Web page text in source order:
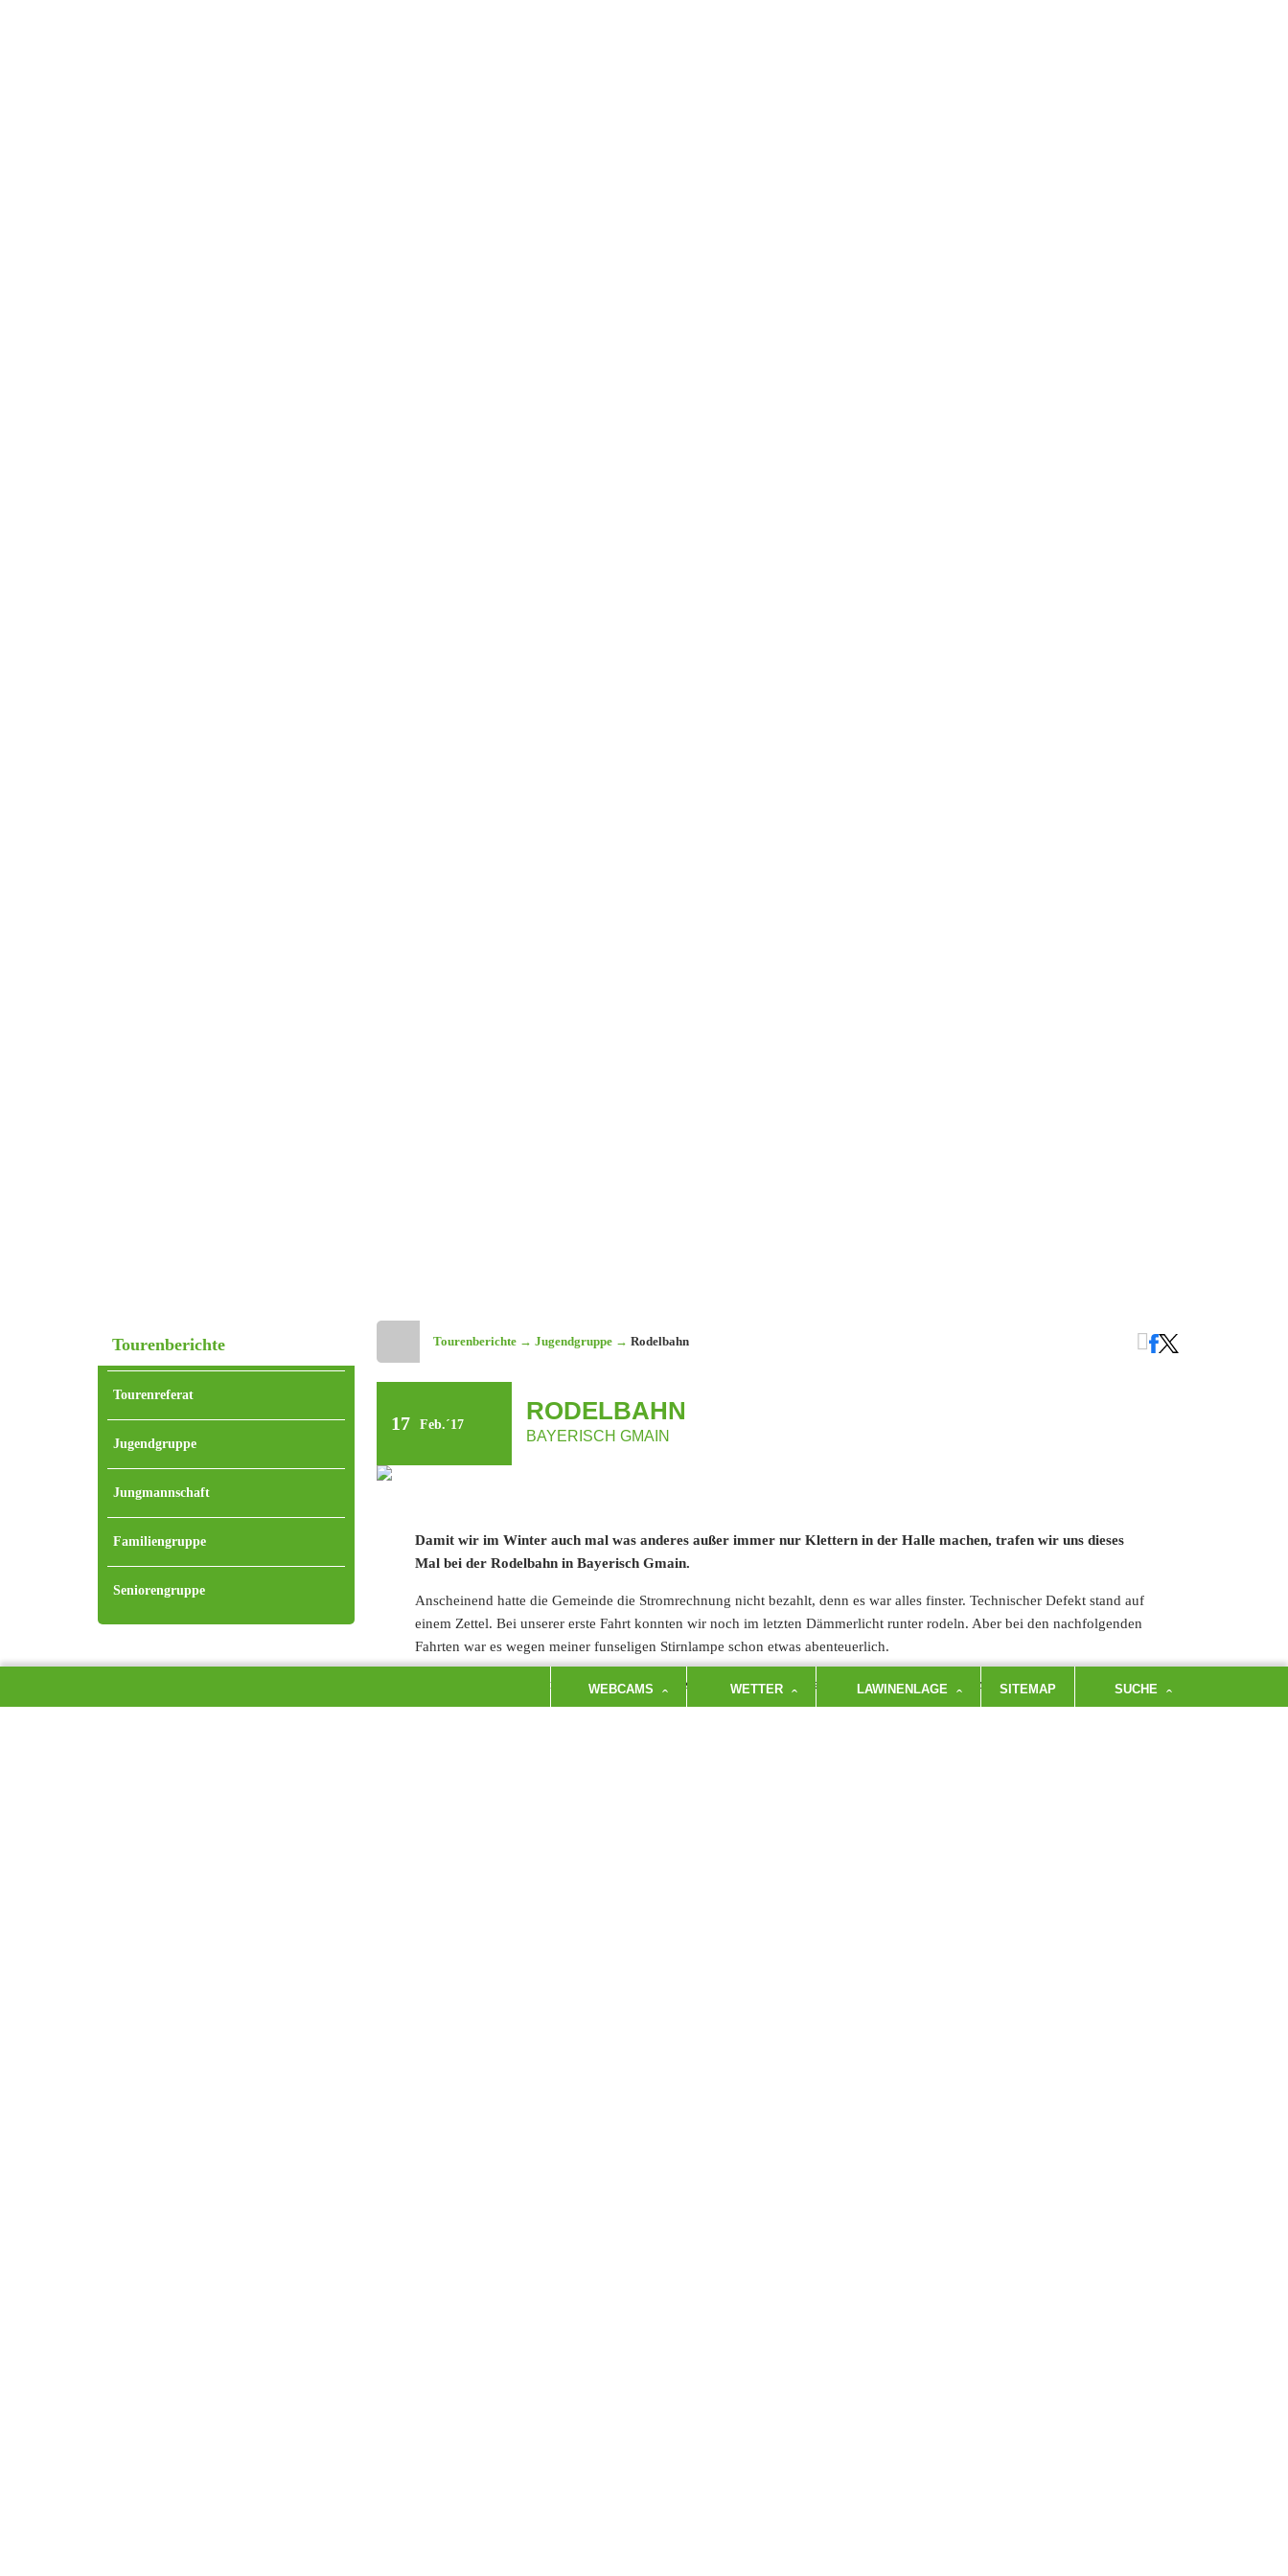
Home
Tourenberichte → Jugendgruppe → Rodelbahn
17 Feb.´17 RODELBAHN
BAYERISCH GMAIN
Damit wir im Winter auch mal was anderes außer immer nur Klettern in der Halle machen, trafen wir uns dieses
Mal bei der Rodelbahn in Bayerisch Gmain.
Anscheinend hatte die Gemeinde die Stromrechnung nicht bezahlt, denn es war alles finster. Technischer Defekt stand auf
einem Zettel. Bei unserer erste Fahrt konnten wir noch im letzten Dämmerlicht runter rodeln. Aber bei den nachfolgenden
Fahrten war es wegen meiner funseligen Stirnlampe schon etwas abenteuerlich.
Zu guter Letzt brach mir wegen der welligen Piste auch noch mein etwas altertümlicher Schlitten.
Tourenberichte
Tourenreferat
Jugendgruppe
Jungmannschaft
Familiengruppe
Seniorengruppe
WEBCAMS WETTER LAWINENLAGE SITEMAP SUCHE